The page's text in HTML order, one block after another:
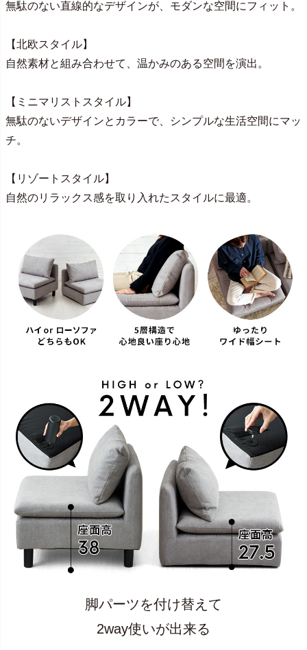
無駄のない直線的なデザインが、モダンな空間にフィット。
【北欧スタイル】
自然素材と組み合わせて、温かみのある空間を演出。
【ミニマリストスタイル】
無駄のないデザインとカラーで、シンプルな生活空間にマッ
チ。
【リゾートスタイル】
自然のリラックス感を取り入れたスタイルに最適。
脚パーツを付け替えて
2way使いが出来る